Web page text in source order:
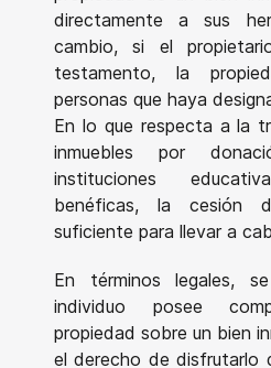
directamente a sus
cambio, si el
testamento, la
personas que haya
En lo que respecta a la
inmuebles por
instituciones
benéficas, la cesión
suficiente para llevar a
En términos legales,
individuo posee
propiedad sobre un bien
el derecho de disfrutarlo